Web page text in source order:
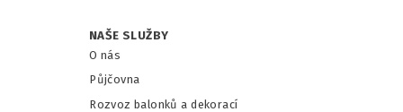
NAŠE SLUŽBY
O nás
Půjčovna
Rozvoz balonků a dekorací